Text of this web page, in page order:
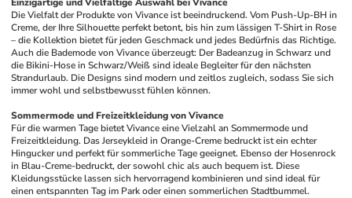
Die Vielfalt der Produkte von Vivance ist beeindruckend. Vom Push-Up-BH in
Creme, der Ihre Silhouette perfekt betont, bis hin zum lässigen T-Shirt in Rose
– die Kollektion bietet für jeden Geschmack und jedes Bedürfnis das Richtige.
Auch die Bademode von Vivance überzeugt: Der Badeanzug in Schwarz und
die Bikini-Hose in Schwarz/Weiß sind ideale Begleiter für den nächsten
Strandurlaub. Die Designs sind modern und zeitlos zugleich, sodass Sie sich
immer wohl und selbstbewusst fühlen können.
Sommermode und Freizeitkleidung von Vivance
Für die warmen Tage bietet Vivance eine Vielzahl an Sommermode und
Freizeitkleidung. Das Jerseykleid in Orange-Creme bedruckt ist ein echter
Hingucker und perfekt für sommerliche Tage geeignet. Ebenso der Hosenrock
in Blau-Creme-bedruckt, der sowohl chic als auch bequem ist. Diese
Kleidungsstücke lassen sich hervorragend kombinieren und sind ideal für
einen entspannten Tag im Park oder einen sommerlichen Stadtbummel.